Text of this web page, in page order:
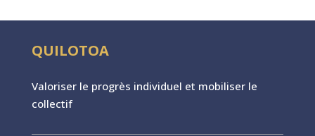
QUILOTOA
Valoriser le progrès individuel et mobiliser le
collectif